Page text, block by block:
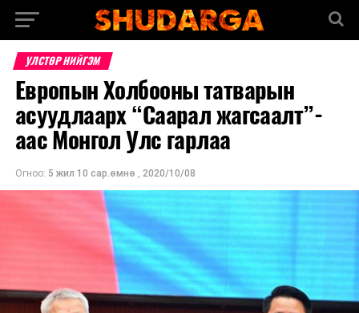
УЛСТӨР НИЙГЭМ
Европын Холбооны татварын
асуудлаарх “Саарал жагсаалт”-
аас Монгол Улс гарлаа
Огноо: 5 жил 10 сар.өмнө , 2020/10/08